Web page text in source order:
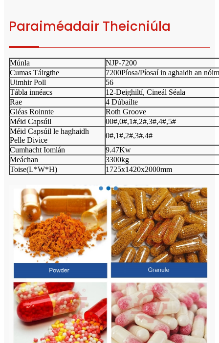
Paraiméadair Theicniúla
Múnla
NJP-7200
Cumas Táirgthe
7200Píosa/Píosaí in aghaidh an
Uimhir Poll
56
Tábla innéacs
12-Deighiltí, Cineál Séala
Rae
4 Dúbailte
Gléas Roinnte
Roth Groove
Méid Capsúil
00#,0#,1#,2#,3#,4#,5#
Méid Capsúil le haghaidh
Pelle Divice
0#,1#,2#,3#,4#
Cumhacht Iomlán
9.47Kw
Meáchan
3300kg
Toise(L*W*H)
1725x1420x2000mm